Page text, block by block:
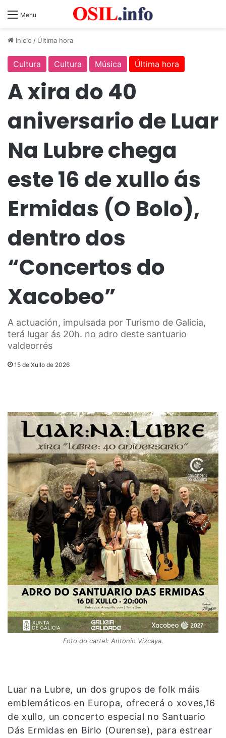
Menu
Inicio / Última hora
Cultura Cultura Música Última hora
A xira do 40
aniversario de Luar
Na Lubre chega
este 16 de xullo ás
Ermidas (O Bolo),
dentro dos
“Concertos do
Xacobeo”
A actuación, impulsada por Turismo de Galicia,
terá lugar ás 20h. no adro deste santuario
valdeorrés
15 de Xullo de 2026
Foto do cartel: Antonio Vizcaya.
Luar na Lubre, un dos grupos de folk máis
emblemáticos en Europa, ofrecerá o xoves,16
de xullo, un concerto especial no Santuario
Dás Ermidas en Birlo (Ourense), para estrear